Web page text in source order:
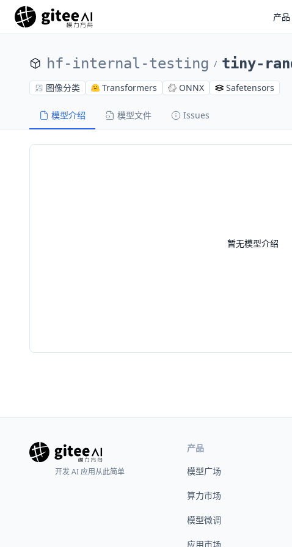
产品
hf-internal-testing / tiny-
图像分类 Transformers ONNX Safetensors
模型介绍 模型文件 Issues
暂无模型介绍
开发 AI 应用从此简单
产品
模型广场
算力市场
模型微调
应用市场